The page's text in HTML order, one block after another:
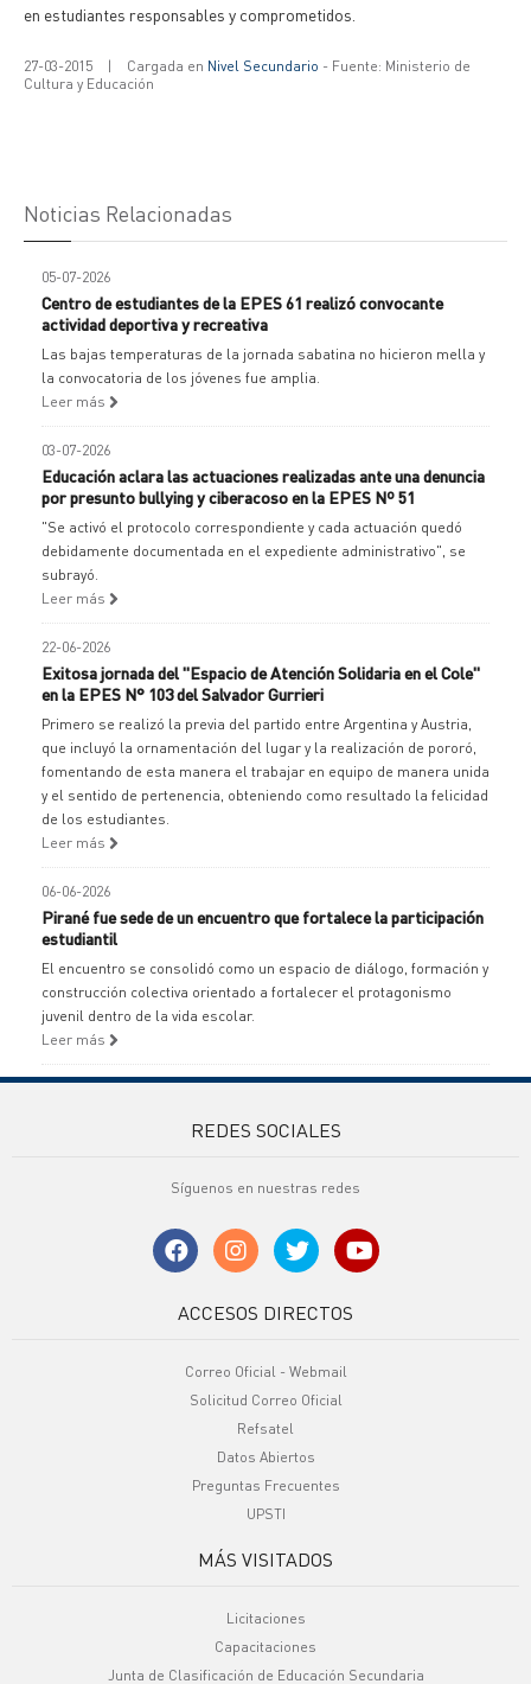
en estudiantes responsables y comprometidos.
27-03-2015 | Cargada en Nivel Secundario - Fuente: Ministerio de
Cultura y Educación
Noticias Relacionadas
05-07-2026
Centro de estudiantes de la EPES 61 realizó convocante
actividad deportiva y recreativa
Las bajas temperaturas de la jornada sabatina no hicieron mella y
la convocatoria de los jóvenes fue amplia.
Leer más
03-07-2026
Educación aclara las actuaciones realizadas ante una denuncia
por presunto bullying y ciberacoso en la EPES Nº 51
"Se activó el protocolo correspondiente y cada actuación quedó
debidamente documentada en el expediente administrativo", se
subrayó.
Leer más
22-06-2026
Exitosa jornada del "Espacio de Atención Solidaria en el Cole"
en la EPES N° 103 del Salvador Gurrieri
Primero se realizó la previa del partido entre Argentina y Austria,
que incluyó la ornamentación del lugar y la realización de pororó,
fomentando de esta manera el trabajar en equipo de manera unida
y el sentido de pertenencia, obteniendo como resultado la felicidad
de los estudiantes.
Leer más
06-06-2026
Pirané fue sede de un encuentro que fortalece la participación
estudiantil
El encuentro se consolidó como un espacio de diálogo, formación y
construcción colectiva orientado a fortalecer el protagonismo
juvenil dentro de la vida escolar.
Leer más
REDES SOCIALES
Síguenos en nuestras redes
ACCESOS DIRECTOS
Correo Oficial - Webmail
Solicitud Correo Oficial
Refsatel
Datos Abiertos
Preguntas Frecuentes
UPSTI
MÁS VISITADOS
Licitaciones
Capacitaciones
Junta de Clasificación de Educación Secundaria